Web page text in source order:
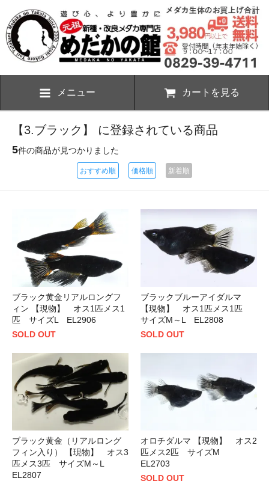
メニュー カートを見る
【3.ブラック】 に登録されている商品
5件の商品が見つかりました
おすすめ順 価格順 新着順
ブラック黄金リアルロングフ
ィン 【現物】 オス1匹メス1
匹 サイズL EL2906
SOLD OUT
ブラックブルーアイダルマ
【現物】 オス1匹メス1匹
サイズM～L EL2808
SOLD OUT
ブラック黄金（リアルロング
フィン入り） 【現物】 オス3
匹メス3匹 サイズM～L
EL2807
オロチダルマ 【現物】 オス2
匹メス2匹 サイズM
EL2703
SOLD OUT